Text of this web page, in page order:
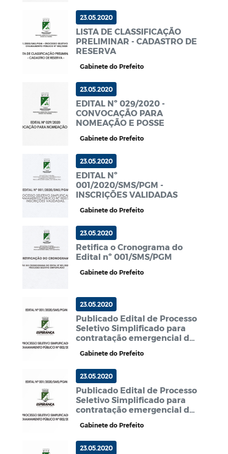
23.05.2020
LISTA DE CLASSIFICAÇÃO
PRELIMINAR - CADASTRO DE
RESERVA
Gabinete do Prefeito
23.05.2020
EDITAL Nº 029/2020 -
CONVOCAÇÃO PARA
NOMEAÇÃO E POSSE
Gabinete do Prefeito
23.05.2020
EDITAL Nº
001/2020/SMS/PGM -
INSCRIÇÕES VALIDADAS
Gabinete do Prefeito
23.05.2020
Retifica o Cronograma do
Edital nº 001/SMS/PGM
Gabinete do Prefeito
23.05.2020
Publicado Edital de Processo
Seletivo Simplificado para
contratação emergencial de
saúde
Gabinete do Prefeito
23.05.2020
Publicado Edital de Processo
Seletivo Simplificado para
contratação emergencial de
saúde
Gabinete do Prefeito
23.05.2020